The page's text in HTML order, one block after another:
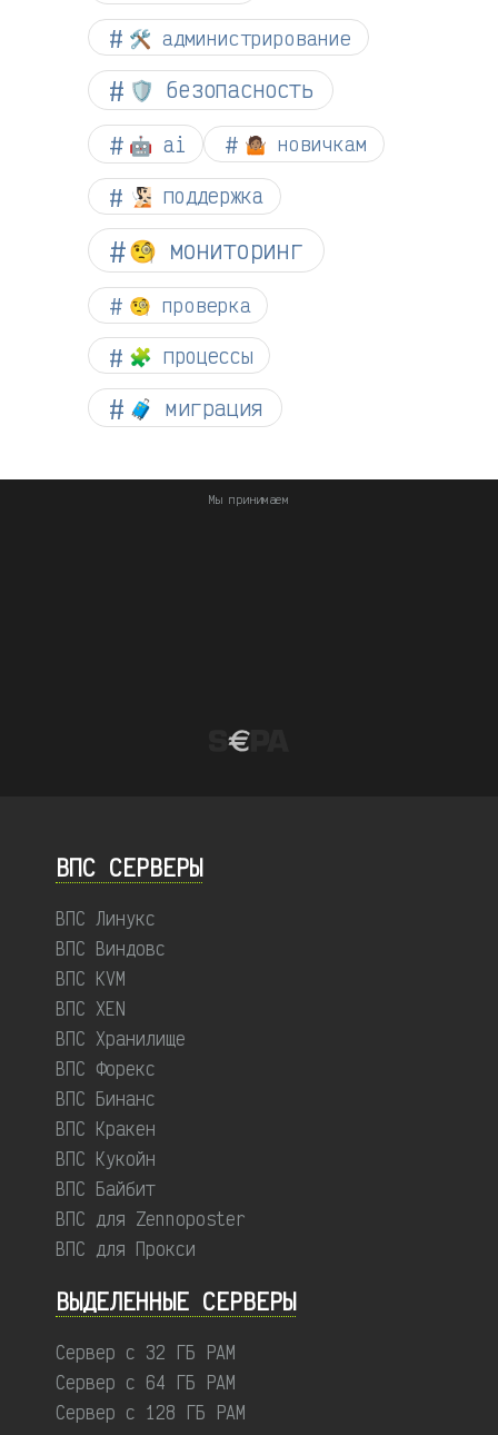
🛠️ администрирование
🛡️ безопасность
🤖 ai 🤷🏽 новичкам
🧏🏻 поддержка
🧐 мониторинг
🧐 проверка
🧩 процессы
🧳 миграция
Мы принимаем
ВПС СЕРВЕРЫ
ВПС Линукс
ВПС Виндовс
ВПС KVM
ВПС XEN
ВПС Хранилище
ВПС Форекс
ВПС Бинанс
ВПС Кракен
ВПС Кукойн
ВПС Байбит
ВПС для Zennoposter
ВПС для Прокси
ВЫДЕЛЕННЫЕ CЕРВЕРЫ
Сервер с 32 ГБ РАМ
Сервер с 64 ГБ РАМ
Сервер с 128 ГБ РАМ